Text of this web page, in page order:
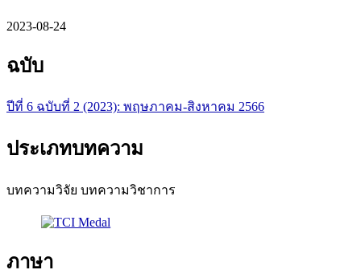
2023-08-24
ฉบับ
ปีที่ 6 ฉบับที่ 2 (2023): พฤษภาคม-สิงหาคม 2566
ประเภทบทความ
บทความวิจัย บทความวิชาการ
ภาษา